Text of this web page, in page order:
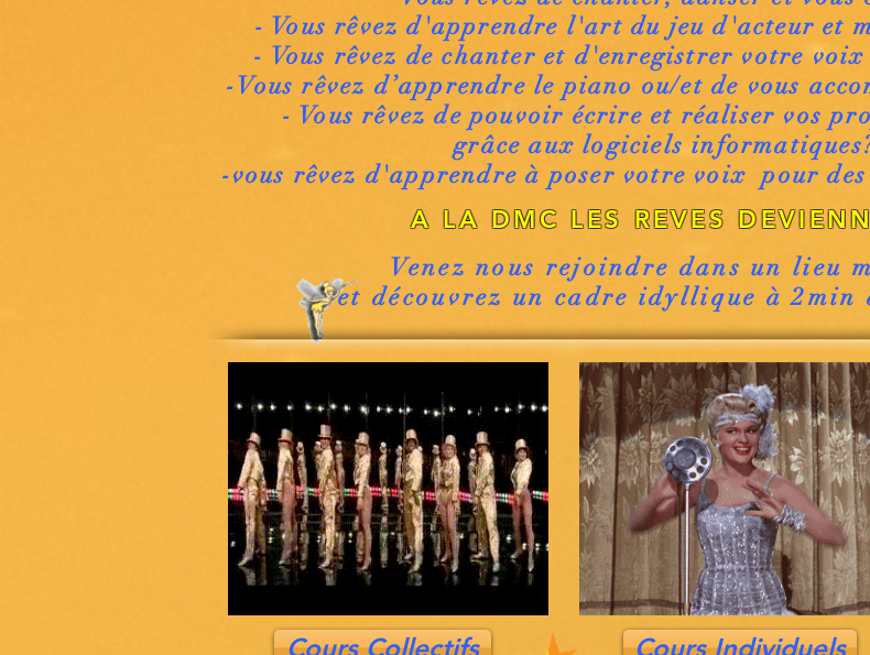
- Vous rêvez d'apprendre l'art du jeu d'acteur et
- Vous rêvez de chanter et d'enregistrer votre
-Vous rêvez d’apprendre le piano ou/et de vous
- Vous rêvez de pouvoir écrire et réaliser vos
grâce aux logiciels
-vous rêvez d'apprendre à poser votre voix pour
A LA DMC LES REVES
Venez nous rejoindre dans un lieu
et découvrez un cadre idyllique à 2min
Cours Collectifs Cours Individuels